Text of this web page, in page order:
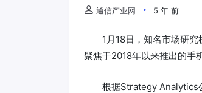
通信产业网 5 年 前
1月18日，知名市场研
聚焦于2018年以来推出的手
根据Strategy Analytics